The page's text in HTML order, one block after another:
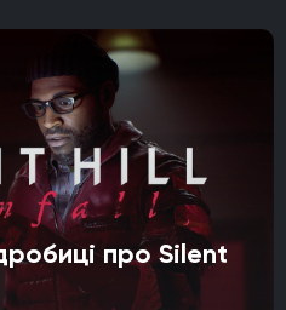
про Silent